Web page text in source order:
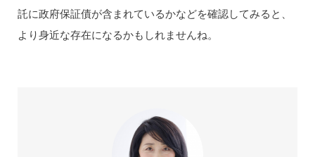
託に政府保証債が含まれているかなどを確認してみると、
より身近な存在になるかもしれませんね。